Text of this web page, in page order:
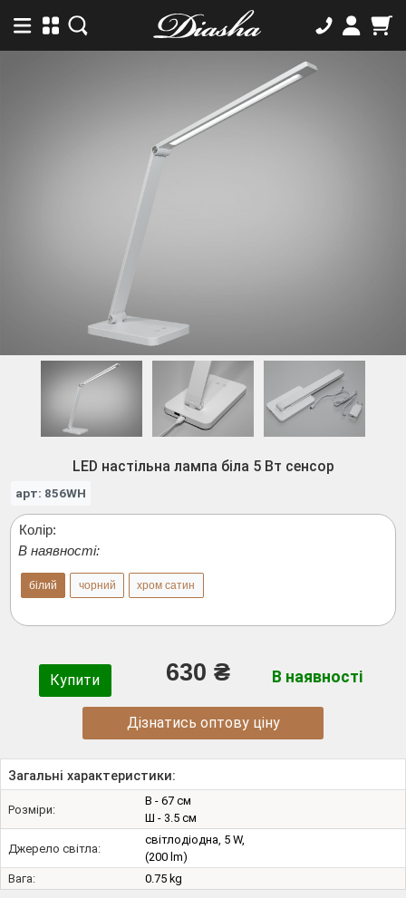
LED настільна лампа біла 5 Вт сенсор
арт: 856WH
Колір:
В наявності:
білий чорний хром сатин
Купити 630 ₴ В наявності
Дізнатись оптову ціну
Загальні характеристики:
Розміри:
В - 67 см
Ш - 3.5 см
Джерело світла:
світлодіодна, 5 W,
(200 lm)
Вага:
0.75 kg